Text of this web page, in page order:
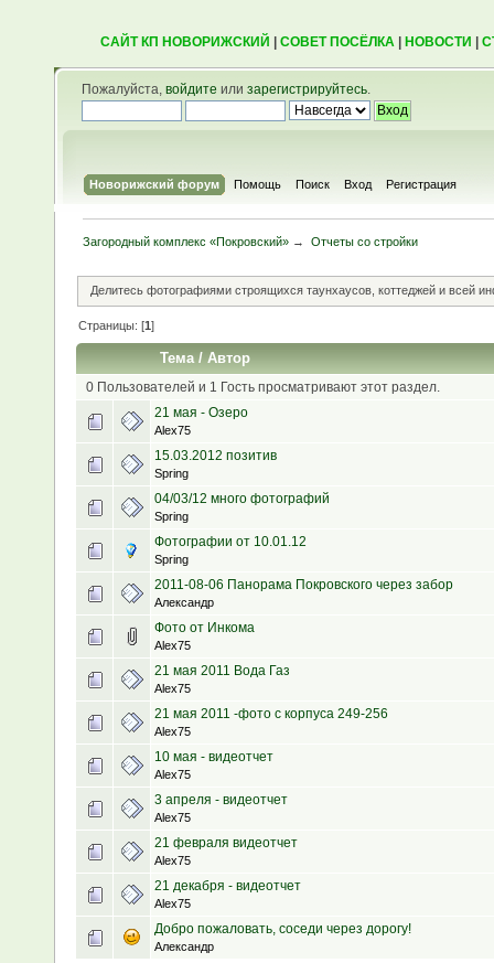
САЙТ КП НОВОРИЖСКИЙ СОВЕТ ПОСЁЛКА| НОВОСТИ
Пожалуйста, войдите или зарегистрируйтесь.
Новорижский форум Помощь Поиск Вход Регистрация
Загородный комплекс «Покровский» → Отчеты со стройки
Делитесь фотографиями строящихся таунхаусов, коттеджей и всей
Страницы: [1]
Тема /Автор
0 Пользователей и 1 Гость просматривают этот раздел.
21 мая - Озеро
Alex75
15.03.2012 позитив
Spring
04/03/12 много фотографий
Spring
Фотографии от 10.01.12
Spring
2011-08-06 Панорама Покровского через забор
Александр
Фото от Инкома
Alex75
21 мая 2011 Вода Газ
Alex75
21 мая 2011 -фото с корпуса 249-256
Alex75
10 мая - видеотчет
Alex75
3 апреля - видеотчет
Alex75
21 февраля видеотчет
Alex75
21 декабря - видеотчет
Alex75
Добро пожаловать, соседи через дорогу!
Александр